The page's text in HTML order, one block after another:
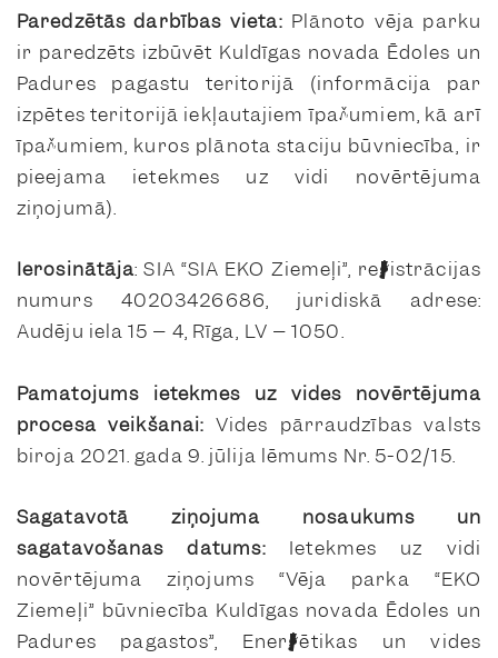
Paredzētās darbības vieta: Plānoto vēja parku
ir paredzēts izbūvēt Kuldīgas novada Ēdoles un
Padures pagastu teritorijā (informācija par
izpētes teritorijā iekļautajiem īpašumiem, kā arī
īpašumiem, kuros plānota staciju būvniecība, ir
pieejama ietekmes uz vidi novērtējuma
ziņojumā).
Ierosinātāja: SIA “SIA EKO Ziemeļi”, reģistrācijas
numurs 40203426686, juridiskā adrese:
Audēju iela 15 – 4, Rīga, LV – 1050.
Pamatojums ietekmes uz vides novērtējuma
procesa veikšanai: Vides pārraudzības valsts
biroja 2021. gada 9. jūlija lēmums Nr. 5-02/15.
Sagatavotā ziņojuma nosaukums un
sagatavošanas datums: Ietekmes uz vidi
novērtējuma ziņojums “Vēja parka “EKO
Ziemeļi” būvniecība Kuldīgas novada Ēdoles un
Padures pagastos”, Enerģētikas un vides